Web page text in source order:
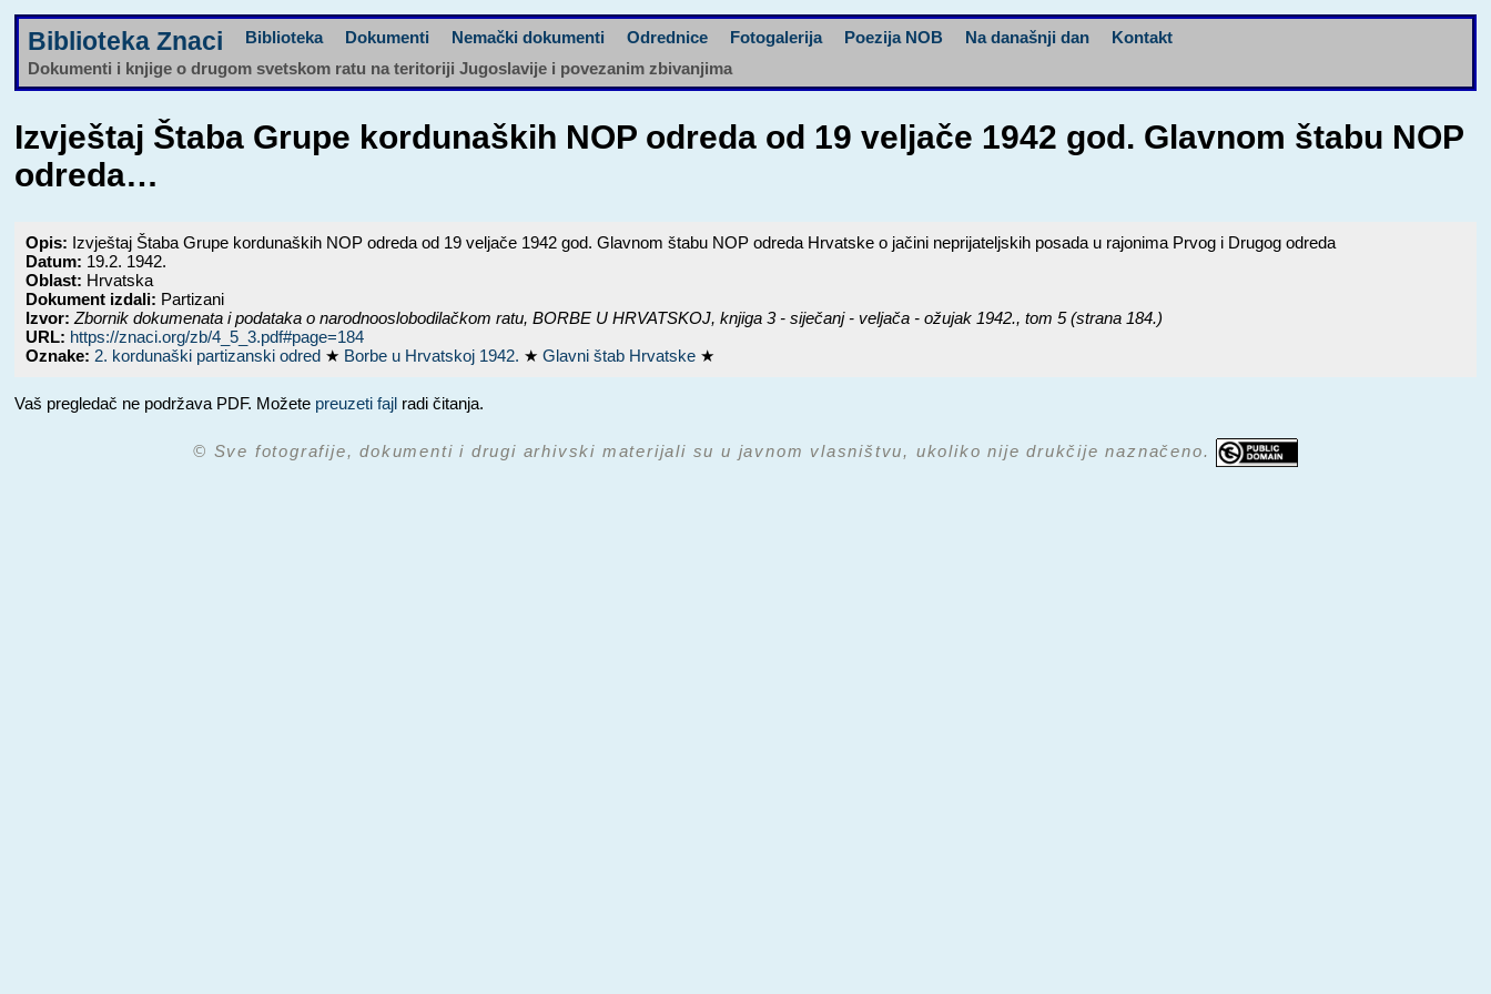
Biblioteka Znaci Biblioteka Dokumenti Nemački dokumenti Odrednice Fotogalerija Poezija NOB Na današnji dan
Kontakt
Dokumenti i knjige o drugom svetskom ratu na teritoriji Jugoslavije i povezanim zbivanjima
Izvještaj Štaba Grupe kordunaških NOP odreda od 19 veljače 1942 god. Glavnom štabu NOP
odreda…
Opis: Izvještaj Štaba Grupe kordunaških NOP odreda od 19 veljače 1942 god. Glavnom štabu NOP odreda Hrvatske o jačini neprijateljskih posada u rajonima Prvog i Drugog odreda
Datum: 19.2. 1942.
Oblast: Hrvatska
Dokument izdali: Partizani
Izvor: Zbornik dokumenata i podataka o narodnooslobodilačkom ratu,BORBE U HRVATSKOJ, knjiga 3 - siječanj - veljača - ožujak 1942., tom 5 (strana 184.)
URL: https://znaci.org/zb/4_5_3.pdf#page=184
Oznake: 2. kordunaški partizanski odred ★ Borbe u Hrvatskoj 1942. ★Glavni štab Hrvatske ★
Vaš pregledač ne podržava PDF. Možete preuzeti fajl radi čitanja.
© Sve fotografije, dokumenti i drugi arhivski materijali su u javnom vlasništvu, ukoliko nije drukčije naznačeno.